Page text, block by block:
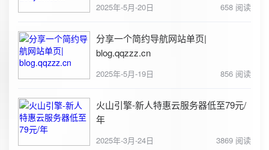
2025年-5月-20日 658 阅读
分享一个简约导航网站单页|
blog.qqzzz.cn
2025年-5月-19日 856 阅读
火山引擎-新人特惠云服务器低至79元/
年
2025年-3月-24日 3869 阅读